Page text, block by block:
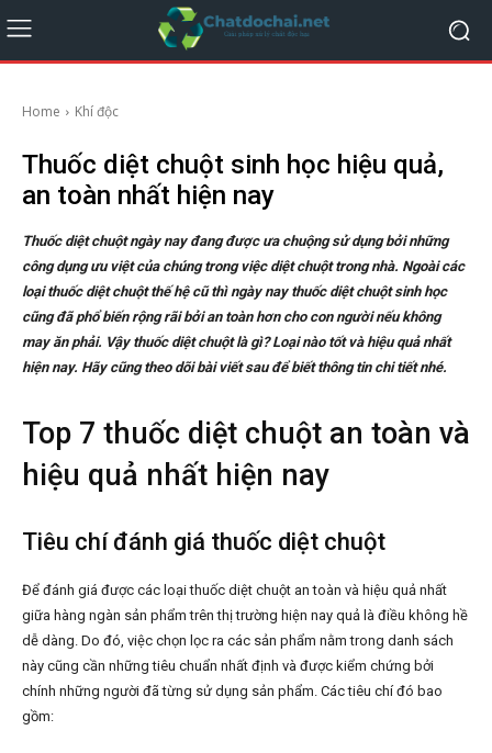
Home Khí độc
Thuốc diệt chuột sinh học hiệu quả,
an toàn nhất hiện nay
Thuốc diệt chuột ngày nay đang được ưa chuộng sử dụng bởi những
công dụng ưu việt của chúng trong việc diệt chuột trong nhà. Ngoài các
loại thuốc diệt chuột thế hệ cũ thì ngày nay thuốc diệt chuột sinh học
cũng đã phổ biến rộng rãi bởi an toàn hơn cho con người nếu không
may ăn phải. Vậy thuốc diệt chuột là gì? Loại nào tốt và hiệu quả nhất
hiện nay. Hãy cũng theo dõi bài viết sau để biết thông tin chi tiết nhé.
Top 7 thuốc diệt chuột an toàn và
hiệu quả nhất hiện nay
Tiêu chí đánh giá thuốc diệt chuột
Để đánh giá được các loại thuốc diệt chuột an toàn và hiệu quả nhất
giữa hàng ngàn sản phẩm trên thị trường hiện nay quả là điều không hề
dễ dàng. Do đó, việc chọn lọc ra các sản phẩm nằm trong danh sách
này cũng cần những tiêu chuẩn nhất định và được kiểm chứng bởi
chính những người đã từng sử dụng sản phẩm. Các tiêu chí đó bao
gồm: